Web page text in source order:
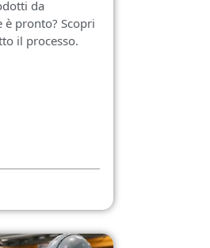
da
pronto? Scopri
il processo.